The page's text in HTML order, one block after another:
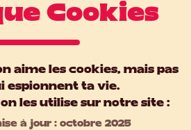
Cookies
aime les cookies, mais pas
espionnent ta vie.
les utilise sur notre site :
à jour : octobre 2025